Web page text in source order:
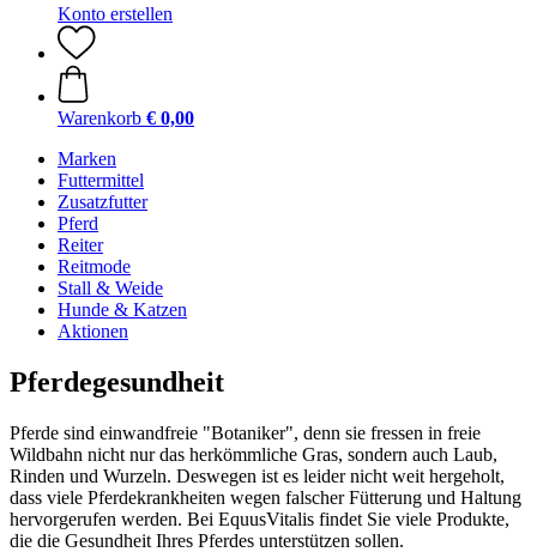
Konto erstellen
Warenkorb € 0,00
Marken
Futtermittel
Zusatzfutter
Pferd
Reiter
Reitmode
Stall & Weide
Hunde & Katzen
Aktionen
Pferdegesundheit
Pferde sind einwandfreie "Botaniker", denn sie fressen in freie
Wildbahn nicht nur das herkömmliche Gras, sondern auch Laub,
Rinden und Wurzeln. Deswegen ist es leider nicht weit hergeholt,
dass viele Pferdekrankheiten wegen falscher Fütterung und Haltung
hervorgerufen werden. Bei EquusVitalis findet Sie viele Produkte,
die die Gesundheit Ihres Pferdes unterstützen sollen.